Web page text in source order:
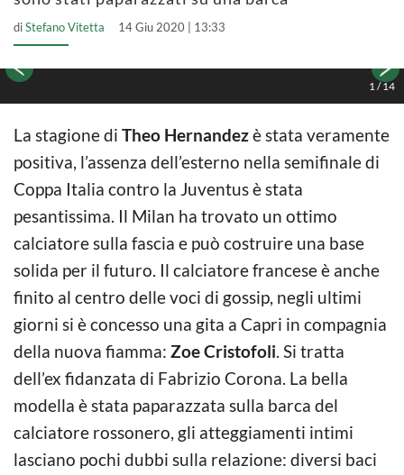
diStefano Vitetta 14 Giu 2020 | 13:33
1/14
La stagione di Theo Hernandezè stata veramente
positiva, l’assenza dell’esterno nella semifinale di
Coppa Italia contro la Juventus è stata
pesantissima. Il Milan ha trovato un ottimo
calciatore sulla fascia e può costruire una base
solida per il futuro. Il calciatore francese è anche
finito al centro delle voci di gossip, negli ultimi
giorni si è concesso una gita a Capri in compagnia
della nuova fiamma: Zoe Cristofoli. Si tratta
dell’ex fidanzata di Fabrizio Corona. La bella
modella è stata paparazzata sulla barca del
calciatore rossonero, gli atteggiamenti intimi
lasciano pochi dubbi sulla relazione: diversi baci